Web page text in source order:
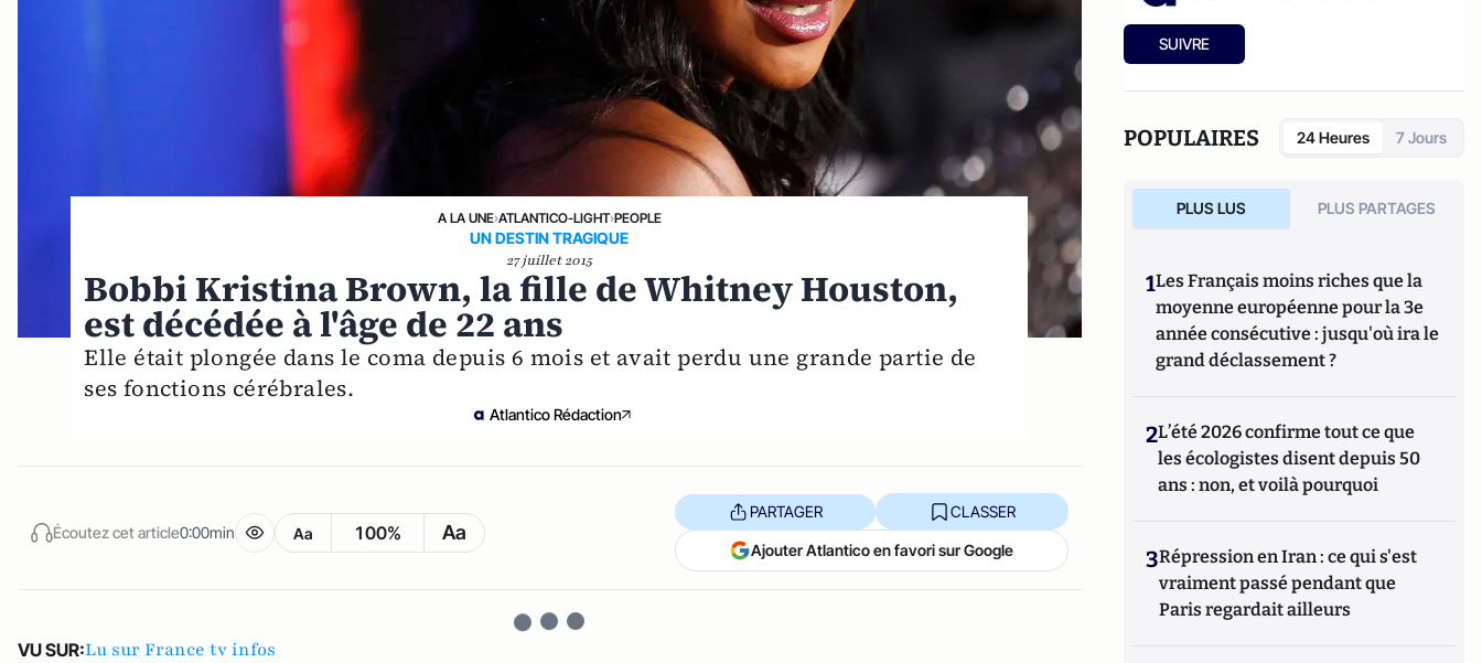
A LA UNE›ATLANTICO-LIGHT›PEOPLE
UN DESTIN TRAGIQUE
27 juillet 2015
Bobbi Kristina Brown, la fille de Whitney Houston,
est décédée à l'âge de 22 ans
Elle était plongée dans le coma depuis 6 mois et avait perdu une grande partie de
ses fonctions cérébrales.
Atlantico Rédaction
Écoutez cet article0:00min Aa 100% Aa
PARTAGER CLASSER
Ajouter Atlantico en favori sur Google
VU SUR:Lu sur France tv infos
SUIVRE
POPULAIRES 24 Heures 7 Jours
PLUS LUS PLUS PARTAGES
1Les Français moins riches que la
moyenne européenne pour la 3e
année consécutive : jusqu'où ira le
grand déclassement ?
2L’été 2026 confirme tout ce que
les écologistes disent depuis 50
ans : non, et voilà pourquoi
3Répression en Iran : ce qui s'est
vraiment passé pendant que
Paris regardait ailleurs